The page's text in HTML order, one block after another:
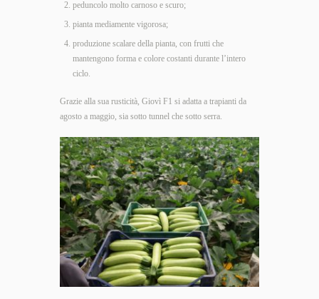
peduncolo molto carnoso e scuro;
pianta mediamente vigorosa;
produzione scalare della pianta, con frutti che
mantengono forma e colore costanti durante l’intero
ciclo.
Grazie alla sua rusticità, Giovì F1 si adatta a trapianti da
agosto a maggio, sia sotto tunnel che sotto serra.